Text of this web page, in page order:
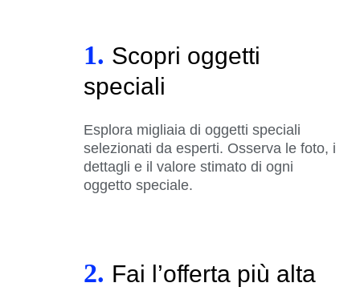
1. Scopri oggetti
speciali
Esplora migliaia di oggetti speciali
selezionati da esperti. Osserva le foto, i
dettagli e il valore stimato di ogni
oggetto speciale.
2. Fai l’offerta più alta